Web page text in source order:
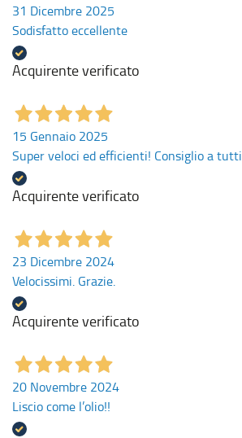
31 Dicembre 2025
Sodisfatto eccellente
Acquirente verificato
15 Gennaio 2025
Super veloci ed efficienti! Consiglio a tutti
Acquirente verificato
23 Dicembre 2024
Velocissimi. Grazie.
Acquirente verificato
20 Novembre 2024
Liscio come l’olio!!